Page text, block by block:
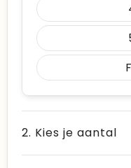
2. Kies je aantal